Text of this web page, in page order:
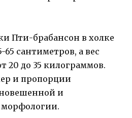
Пти-брабансон в холке
65 сантиметров, а вес
20 до 35 килограммов.
и пропорции
и
морфологии.